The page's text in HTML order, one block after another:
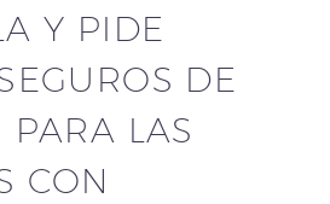
Y PIDE
DE
PARA LAS
CON